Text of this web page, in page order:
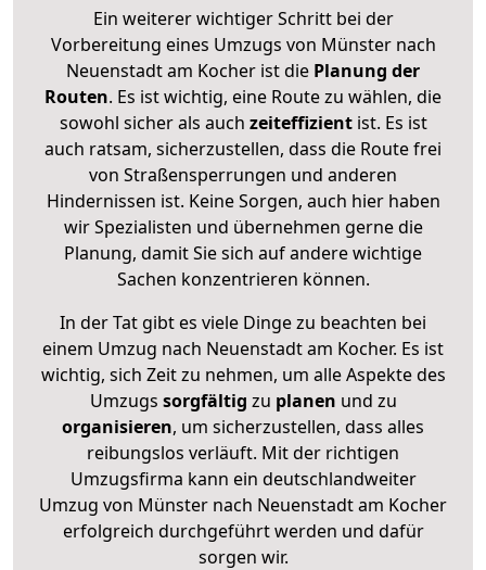
Ein weiterer wichtiger Schritt bei der
Vorbereitung eines Umzugs von Münster nach
Neuenstadt am Kocher ist die Planung der
Routen. Es ist wichtig, eine Route zu wählen, die
sowohl sicher als auch zeiteffizientist. Es ist
auch ratsam, sicherzustellen, dass die Route frei
von Straßensperrungen und anderen
Hindernissen ist. Keine Sorgen, auch hier haben
wir Spezialisten und übernehmen gerne die
Planung, damit Sie sich auf andere wichtige
Sachen konzentrieren können.
In der Tat gibt es viele Dinge zu beachten bei
einem Umzug nach Neuenstadt am Kocher. Es ist
wichtig, sich Zeit zu nehmen, um alle Aspekte des
Umzugs sorgfältig zu planen und zu
organisieren, um sicherzustellen, dass alles
reibungslos verläuft. Mit der richtigen
Umzugsfirma kann ein deutschlandweiter
Umzug von Münster nach Neuenstadt am Kocher
erfolgreich durchgeführt werden und dafür
sorgen wir.